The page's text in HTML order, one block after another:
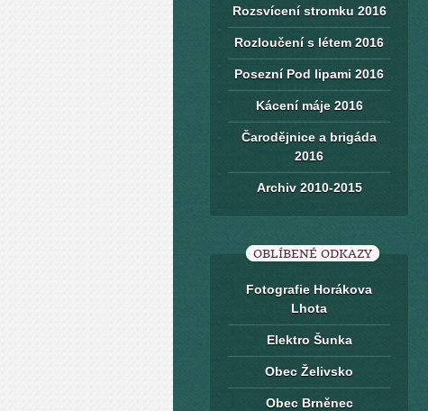
Rozsvícení stromku 2016
Rozloučení s létem 2016
Posezní Pod lipami 2016
Kácení máje 2016
Čarodějnice a brigáda
2016
Archiv 2010-2015
OBLÍBENÉ ODKAZY
Fotografie Horákova
Lhota
Elektro Šunka
Obec Želivsko
Obec Brněnec